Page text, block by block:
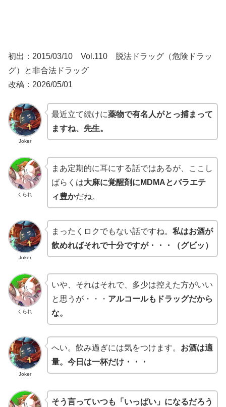
初出：2015/03/10 Vol.110 脱法ドラッグ（危険ドラッ
グ）と非合法ドラッグ
改稿：2026/05/01
Joker
最近立て続けに薬物で有名人がとっ捕まって
ますね、先生。
くられ
まあ定期的に耳にする話ではあるが、ここし
ばらくは大麻に覚醒剤にMDMAとバラエテ
ィ豊かだね。
Joker
まったくロクでもない話ですね。 私はお酒が
飲めればそれで十分ですが・・・（グビッ）
くられ
いや、それはそれで、多少は控えた方がいい
と思うが・・・ アルコールもドラッグだから
な。
Joker
へい。飲み過ぎには気をつけます。 お酒は適
量。今日は一杯だけ・・・
そう言っていつも「いっぱい」になるだろう